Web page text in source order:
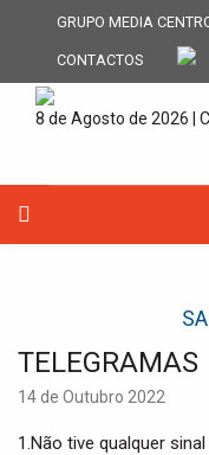
GRUPO MEDIA
CONTACTOS
8 de Agosto de 2026 |
TELEGRAMAS
14 de Outubro 2022
1.Não tive qualquer